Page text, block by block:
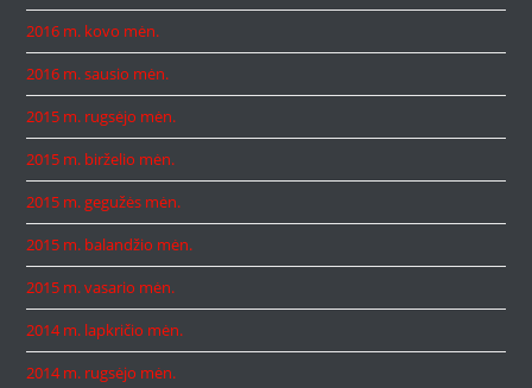
2016 m. kovo mėn.
2016 m. sausio mėn.
2015 m. rugsėjo mėn.
2015 m. birželio mėn.
2015 m. gegužės mėn.
2015 m. balandžio mėn.
2015 m. vasario mėn.
2014 m. lapkričio mėn.
2014 m. rugsėjo mėn.